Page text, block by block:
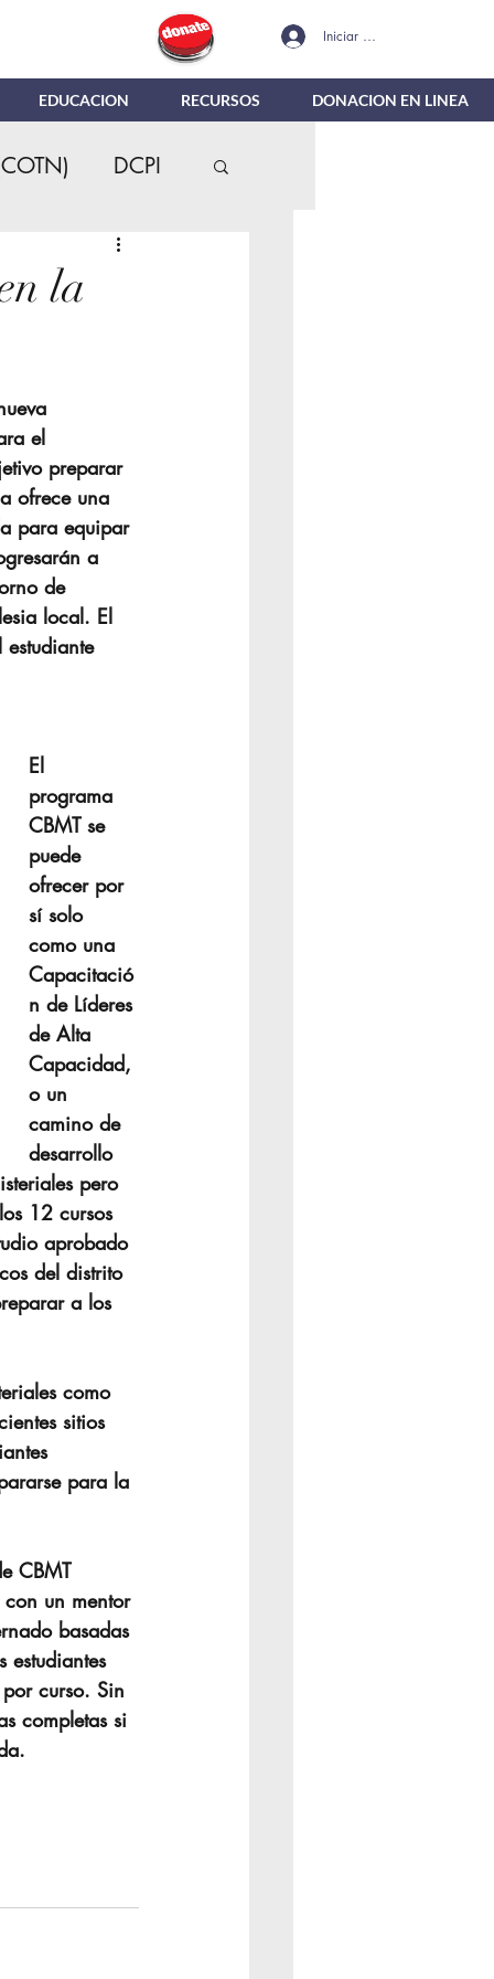
Iniciar sesión
EDUCACION RECURSOS DONACION EN LINEA
DCPI
en Linea
Mujeres
la
el
preparar
ofrece una
para equipar
a
de
local. El
El
programa
CBMT se
puede
ofrecer por
sí solo
como una
Capacitació
n de Líderes
de Alta
Capacidad,
o un
camino de
desarrollo
pero
12 cursos
aprobado
del distrito
a los
como
sitios
para la
CBMT
un mentor
basadas
estudiantes
curso. Sin
completas si